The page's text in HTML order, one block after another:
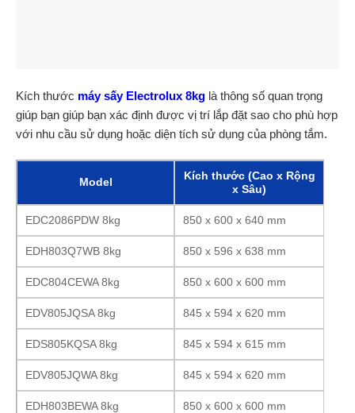
Kích thước máy sấy Electrolux 8kg là thông số quan trọng
giúp bạn giúp bạn xác định được vị trí lắp đặt sao cho phù hợp
với nhu cầu sử dụng hoặc diện tích sử dụng của phòng tắm.
Model
Kích thước (Cao x Rộng
x Sâu)
EDC2086PDW 8kg 850 x 600 x 640 mm
EDH803Q7WB 8kg 850 x 596 x 638 mm
EDC804CEWA 8kg 850 x 600 x 600 mm
EDV805JQSA 8kg 845 x 594 x 620 mm
EDS805KQSA 8kg 845 x 594 x 615 mm
EDV805JQWA 8kg 845 x 594 x 620 mm
EDH803BEWA 8kg 850 x 600 x 600 mm